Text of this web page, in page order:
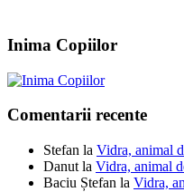
Inima Copiilor
Comentarii recente
Stefan la Vidra, animal
Danut la Vidra, animal
Baciu Ștefan la Vidra,